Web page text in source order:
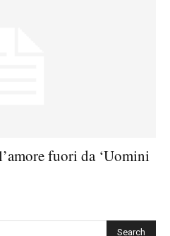
fuori da ‘Uomini